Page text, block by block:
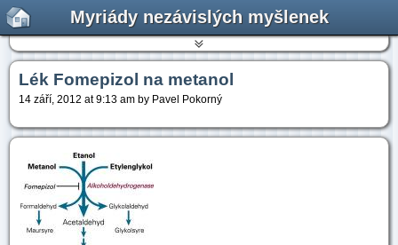
Myriády nezávislých myšlenek
Lék Fomepizol na metanol
14 září, 2012 at 9:13 am by Pavel Pokorný